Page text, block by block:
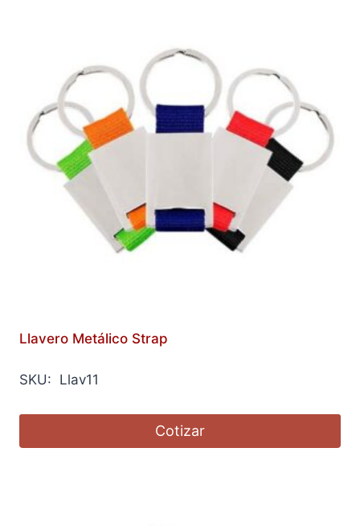
Llavero Metálico Strap
SKU: Llav11
Cotizar